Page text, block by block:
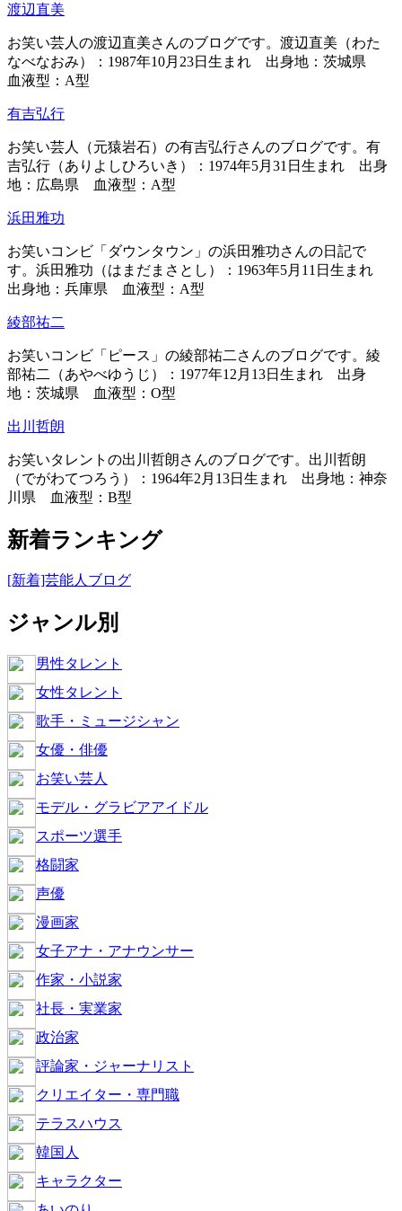
渡辺直美
お笑い芸人の渡辺直美さんのブログです。渡辺直美（わた
なべなおみ）：1987年10月23日生まれ 出身地：茨城県
血液型：A型
有吉弘行
お笑い芸人（元猿岩石）の有吉弘行さんのブログです。有
吉弘行（ありよしひろいき）：1974年5月31日生まれ 出身
地：広島県 血液型：A型
浜田雅功
お笑いコンビ「ダウンタウン」の浜田雅功さんの日記で
す。浜田雅功（はまだまさとし）：1963年5月11日生まれ
出身地：兵庫県 血液型：A型
綾部祐二
お笑いコンビ「ピース」の綾部祐二さんのブログです。綾
部祐二（あやべゆうじ）：1977年12月13日生まれ 出身
地：茨城県 血液型：O型
出川哲朗
お笑いタレントの出川哲朗さんのブログです。出川哲朗
（でがわてつろう）：1964年2月13日生まれ 出身地：神奈
川県 血液型：B型
新着ランキング
[新着]芸能人ブログ
ジャンル別
男性タレント
女性タレント
歌手・ミュージシャン
女優・俳優
お笑い芸人
モデル・グラビアアイドル
スポーツ選手
格闘家
声優
漫画家
女子アナ・アナウンサー
作家・小説家
社長・実業家
政治家
評論家・ジャーナリスト
クリエイター・専門職
テラスハウス
韓国人
キャラクター